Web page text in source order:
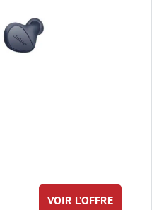
VOIR L’OFFRE